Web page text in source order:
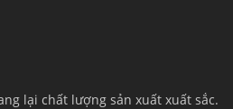
lại chất lượng sản xuất xuất sắc.